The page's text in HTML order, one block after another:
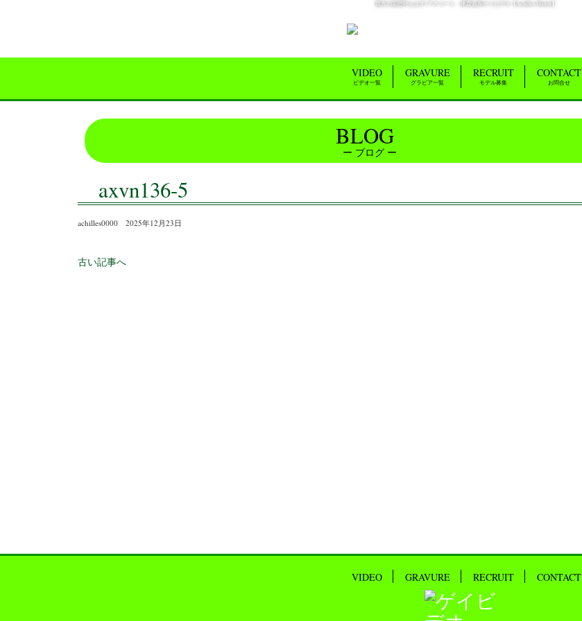
貴方の妄想叶えます!アスリート・体育会系ゲイビデオ【Achilles Matrix】
VIDEO
ビデオ一覧
GRAVURE
グラビア一覧
RECRUIT
モデル募集
CONTACT
お問合せ
BLOG
ブログ
axvn136-5
achilles0000 2025年12月23日
古い記事へ
VIDEO GRAVURE RECRUIT CONTACT